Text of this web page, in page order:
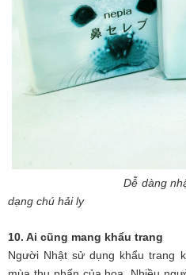
Dễ dàng nhận ra loại
dạng chú hải ly
10. Ai cũng mang khẩu trang
Người Nhật sử dụng khẩu trang